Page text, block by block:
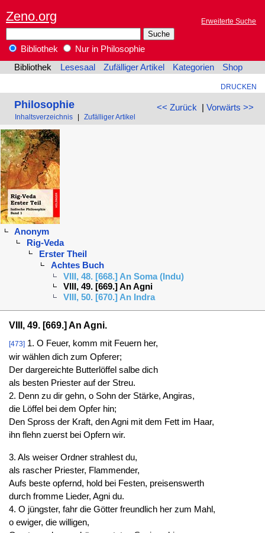
Zeno.org Erweiterte Suche
Bibliothek
Nur in Philosophie
Bibliothek
Lesesaal Zufälliger Artikel Kategorien Shop
DRUCKEN
<< Zurück | Vorwärts >>
Philosophie
Inhaltsverzeichnis Zufälliger Artikel
Anonym
Rig-Veda
Erster Theil
Achtes Buch
VIII, 48. [668.] An Soma (Indu)
VIII, 49. [669.] An Agni
VIII, 50. [670.] An Indra
VIII, 49. [669.] An Agni.
[473]1. O Feuer, komm mit Feuern her,
wir wählen dich zum Opferer;
Der dargereichte Butterlöffel salbe dich
als besten Priester auf der Streu.
2. Denn zu dir gehn, o Sohn der Stärke, Angiras,
die Löffel bei dem Opfer hin;
Den Spross der Kraft, den Agni mit dem Fett im Haar,
ihn flehn zuerst bei Opfern wir.
3. Als weiser Ordner strahlest du,
als rascher Priester, Flammender,
Aufs beste opfernd, hold bei Festen, preisenswerth
durch fromme Lieder, Agni du.
4. O jüngster, fahr die Götter freundlich her zum Mahl,
o ewiger, die willigen,